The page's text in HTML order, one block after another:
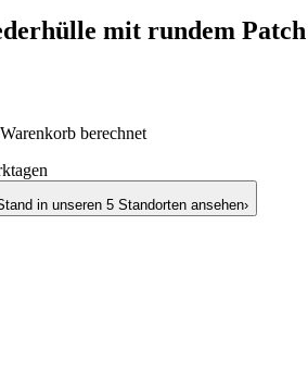
mit rundem
berechnet
in unseren 5 Standorten ansehen›